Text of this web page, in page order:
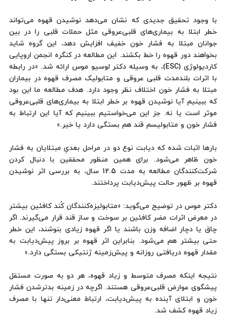
با وجود تحقیق جدیدی که نشان می‌دهد نوشیدن قهوه می‌تواند
خطر ابتلا به بیماری‌های قلبی‌عروقی مثل حملات قلبی را در بین
جوانان مبتلا به فشار خون خفیف افزایش دهد، این گروه شاید
بخواهند دور قهوه را خط بکشند. این مطالعه در کنگره انجمن اروپایی
کاردیولوژی (ESC)، به وسیله دکتر لوسیو موس ارائه شد. «در رابطه
با اثرات بلندمدت قلبی عروقی و متابولیک مصرف قهوه در بیماران
مبتلا به فشار خون اختلاف نظر وجود دارد. هدف مطالعه ما این بود
که ببینیم آیا نوشیدن قهوه بر خطر ابتلا به بیماری‌های قلبی‌عروقی
موثر است یا نه. جز این می‌خواستیم ببینیم که آیا این ارتباط به
فشار خون و متابولیسم قند هم بستگی دارد یا خیر.»
بارها اثبات شده که دیابت نوع دو در مراحل بعدیِ مبتلایان به فشار
خون ظاهر می‌شود. برای همین منظور محققین با دنبال کردن
شرکت‌کنندگان مطالعه به مدت 12.5 سال، به بررسی اثر نوشیدن
قهوه بر ظهور حالت پیش‌دیابت پرداختند.
دکتر موس در توضیح می‌گوید: «متابولیزه‌کنندگان کُند کافئین بیشتر
در معرض اثرات مضر کافئین بر سوخت و ساز قند قرار می‌گیرند. اگر
چاق یا دچار اضافه وزن باشند یا اگر قهوه زیادی بنوشند، این خطر
حتی بیشتر هم می‌شود. بنابراین اثر قهوه بر بروز پیش‌دیابت به
مقدار قهوه دریافتی روزانه و پیش‌زمینه ژنتیکی بستگی دارد.»
نتیجه اینکه مصرف متوسط و زیاد قهوه، هر دو به صورت مستقل
پیشگوی عوارض قلبی‌عروقی هستند. اگرچه در زمینه بدترشدن فشار
خون و ابتلای آینده به پیش‌دیابت، ارتباط معنی‌دار تنها با مصرف
زیاد قهوه کشف شد.